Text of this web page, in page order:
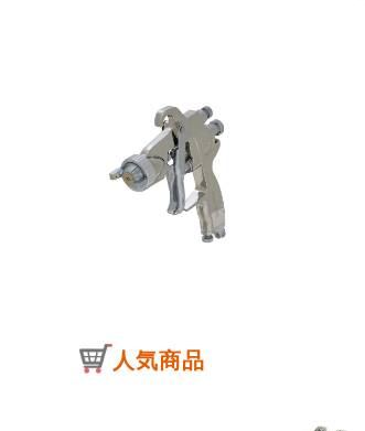
人気商品